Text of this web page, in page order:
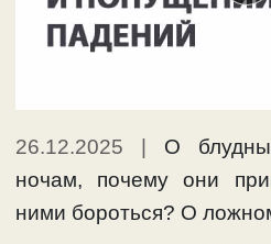
26.12.2025 | О
ночам, почему они
ними бороться? О